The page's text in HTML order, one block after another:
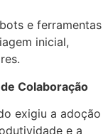
e ferramentas
inicial,
Colaboração
exigiu a adoção
e a